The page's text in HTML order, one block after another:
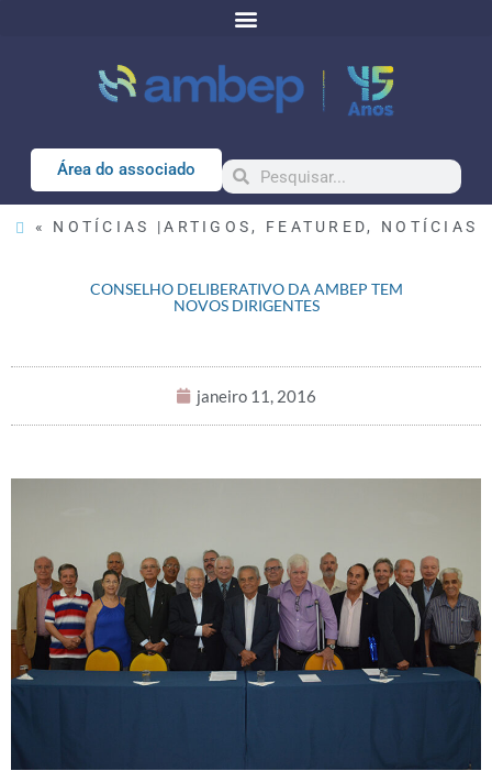
Área do associado
« NOTÍCIAS |ARTIGOS , FEATURED, NOTÍCIAS
CONSELHO DELIBERATIVO DA AMBEP TEM
NOVOS DIRIGENTES
janeiro 11, 2016